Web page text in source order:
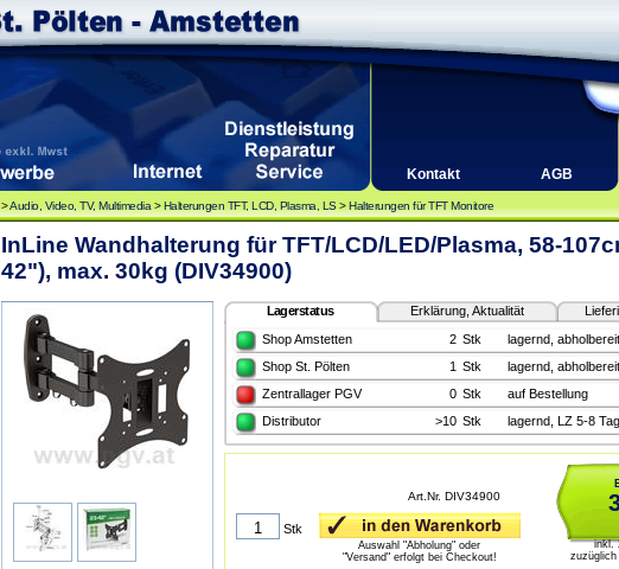
Kontakt AGB
>Audio, Video, TV, Multimedia >Halterungen TFT, LCD, Plasma, LS>Halterungen für TFT Monitore
InLine Wandhalterung für TFT/LCD/LED/Plasma, 58-
42"), max. 30kg (DIV34900)
Lagerstatus Erklärung, Aktualität
Shop Amstetten
2 Stk
lagernd, abholbereit
Shop St. Pölten
1 Stk
lagernd, abholbereit
Zentrallager PGV
0 Stk
auf Bestellung
Distributor
>10 Stk lagernd, LZ 5-8
inkl.
zuzüglich
Art.Nr. DIV34900
Stk
Auswahl "Abholung" oder
"Versand" erfolgt bei Checkout!